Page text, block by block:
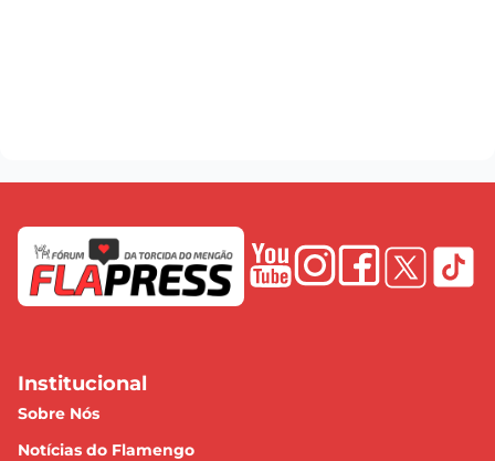
Institucional
Sobre Nós
Notícias do Flamengo